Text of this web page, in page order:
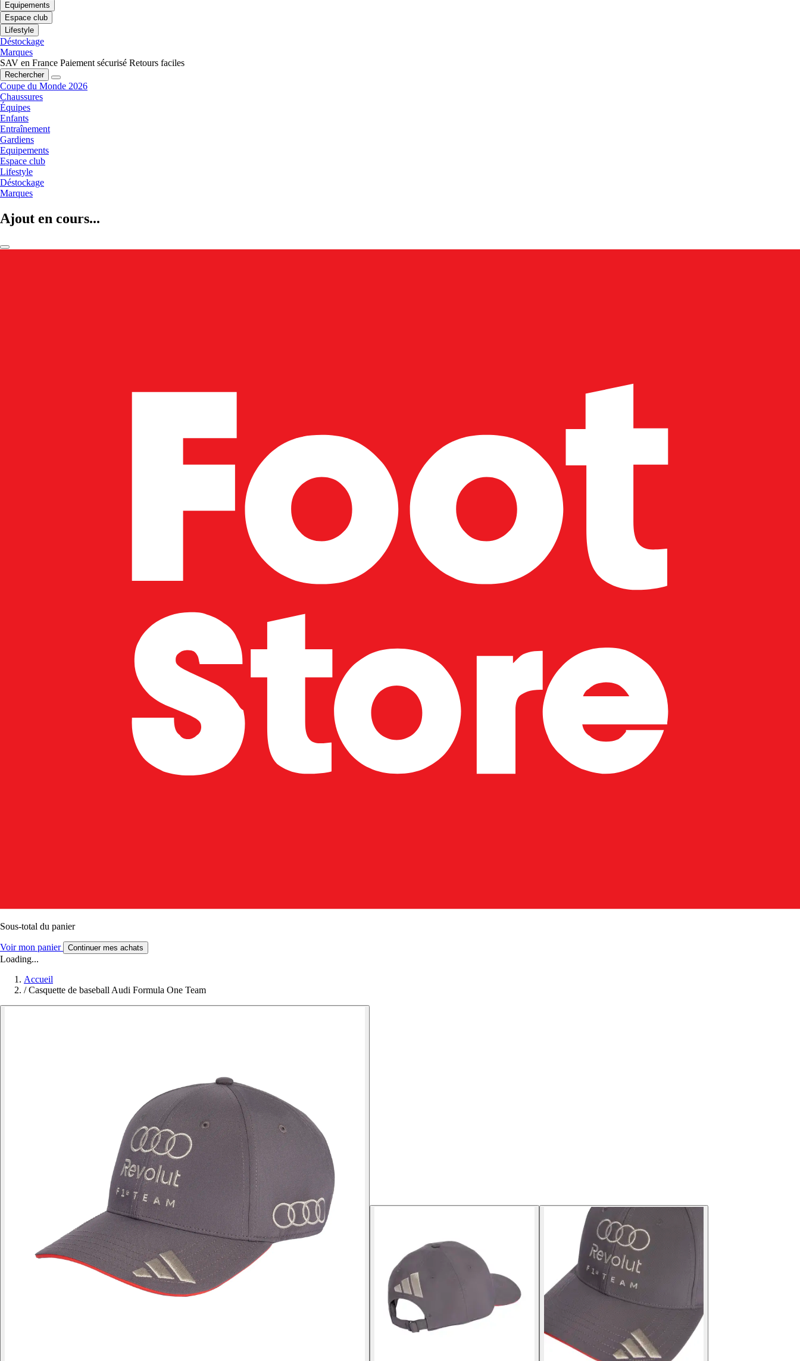
Equipements
Espace club
Lifestyle
Déstockage
Marques
SAV en France Paiement sécurisé Retours faciles
Rechercher
Coupe du Monde 2026
Chaussures
Équipes
Enfants
Entraînement
Gardiens
Equipements
Espace club
Lifestyle
Déstockage
Marques
Ajout en cours...
Sous-total du panier
Voir mon panier Continuer mes achats
Loading...
Accueil
/ Casquette de baseball Audi Formula One Team